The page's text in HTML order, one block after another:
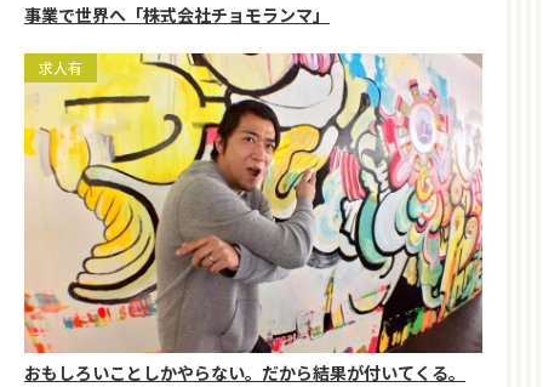
事業で世界へ「株式会社チョモランマ」
求人有
おもしろいことしかやらない。だから結果が付いてくる。